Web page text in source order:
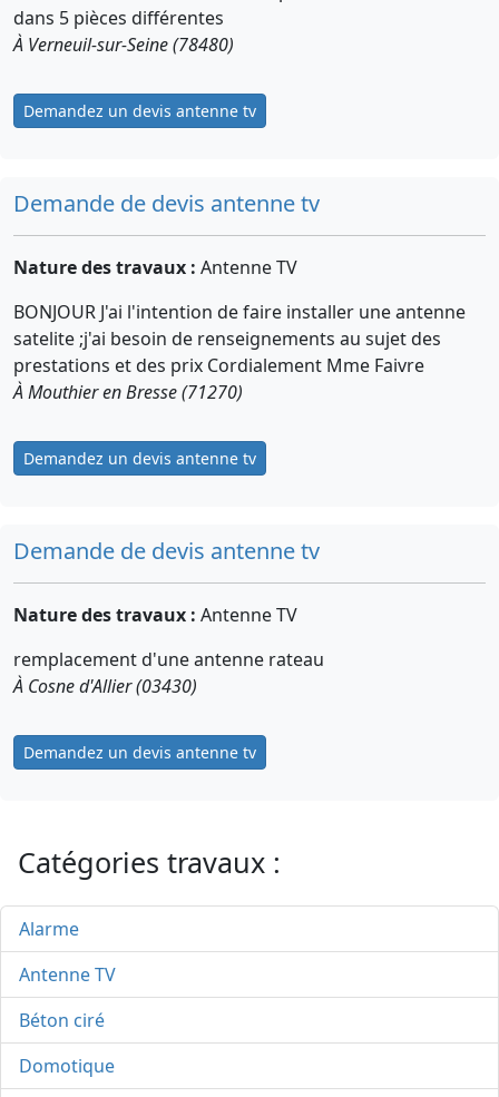
dans 5 pièces différentes
À Verneuil-sur-Seine (78480)
Demandez un devis antenne tv
Demande de devis antenne tv
Nature des travaux : Antenne TV
BONJOUR J'ai l'intention de faire installer une antenne
satelite ;j'ai besoin de renseignements au sujet des
prestations et des prix Cordialement Mme Faivre
À Mouthier en Bresse (71270)
Demandez un devis antenne tv
Demande de devis antenne tv
Nature des travaux : Antenne TV
remplacement d'une antenne rateau
À Cosne d'Allier (03430)
Demandez un devis antenne tv
Catégories travaux :
Alarme
Antenne TV
Béton ciré
Domotique